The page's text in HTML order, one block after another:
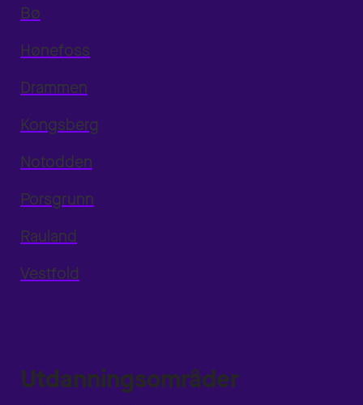
Bø
Hønefoss
Drammen
Kongsberg
Notodden
Porsgrunn
Rauland
Vestfold
Utdanningsområder